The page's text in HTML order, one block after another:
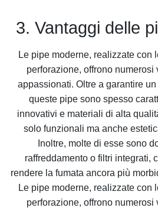
3. Vantaggi delle
Le pipe moderne, realizzate con
perforazione, offrono numerosi
appassionati. Oltre a garantire
queste pipe sono spesso
innovativi e materiali di alta
solo funzionali ma anche
Inoltre, molte di esse sono
raffreddamento o filtri integrati,
rendere la fumata ancora più
Le pipe moderne, realizzate con
perforazione, offrono numerosi